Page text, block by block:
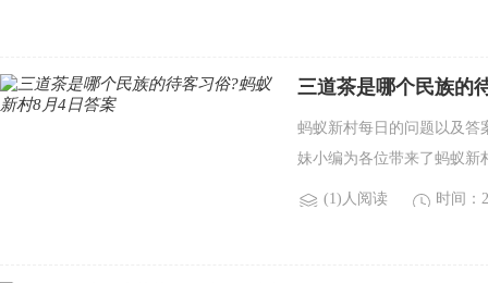
三道茶是哪个民族的
蚂蚁新村每日的问题以及答
妹小编为各位带来了蚂蚁新
(1)人阅读 时间：